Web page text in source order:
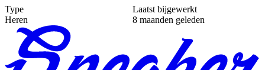
Type
Heren
Laatst bijgewerkt
8 maanden geleden